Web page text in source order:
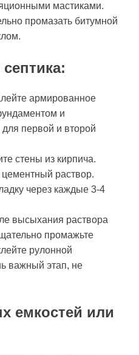
мастиками.
промазать битумной
армированное
и
первой и второй
стены из кирпича.
цементный раствор.
через каждые 3-4
высыхания раствора
промажьте
рулонной
важный этап, не
емкостей или